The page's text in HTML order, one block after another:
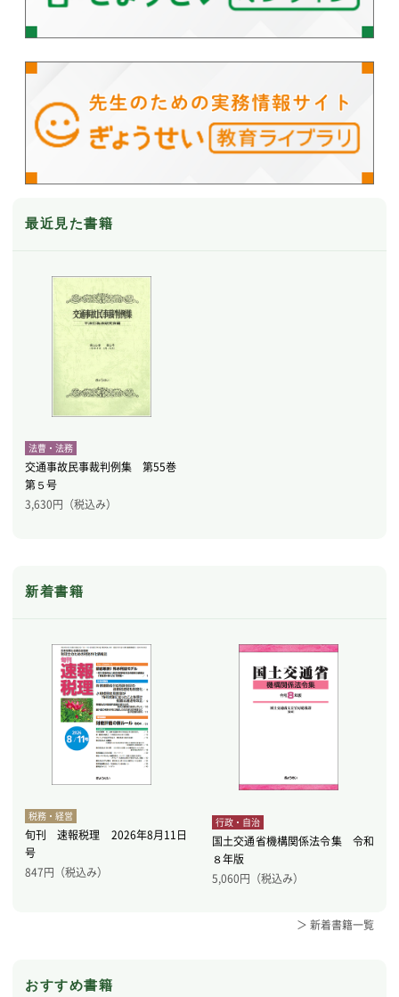
最近見た書籍
法曹・法務
交通事故民事裁判例集 第55巻
第５号
3,630円（税込み）
新着書籍
税務・経営
旬刊 速報税理 2026年8月11日
号
847円（税込み）
行政・自治
国土交通省機構関係法令集 令和
８年版
5,060円（税込み）
＞ 新着書籍一覧
おすすめ書籍